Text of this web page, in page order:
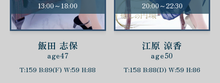
13:00～18:00
飯田 志保
age47
T:159 B:89(F) W:59 H:88
20:00～22:30
江原 涼香
age50
T:158 B:88(D) W:59 H:86